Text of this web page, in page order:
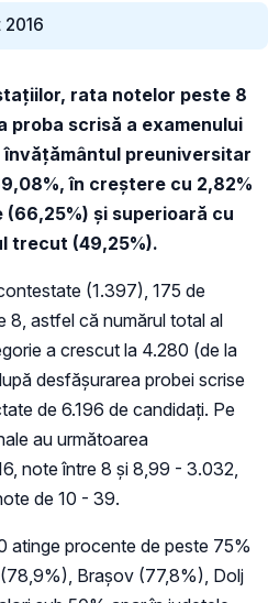
2016
rata notelor peste 8
proba scrisă a examenului
preuniversitar
în creştere cu 2,82%
şi superioară cu
trecut (49,25%).
(1.397), 175 de
8, astfel că numărul total al
a crescut la 4.280 (de la
desfăşurarea probei scrise
de 6.196 de candidaţi. Pe
au următoarea
note între 8 şi 8,99 - 3.032,
de 10 - 39.
atinge procente de peste 75%
Braşov (77,8%), Dolj